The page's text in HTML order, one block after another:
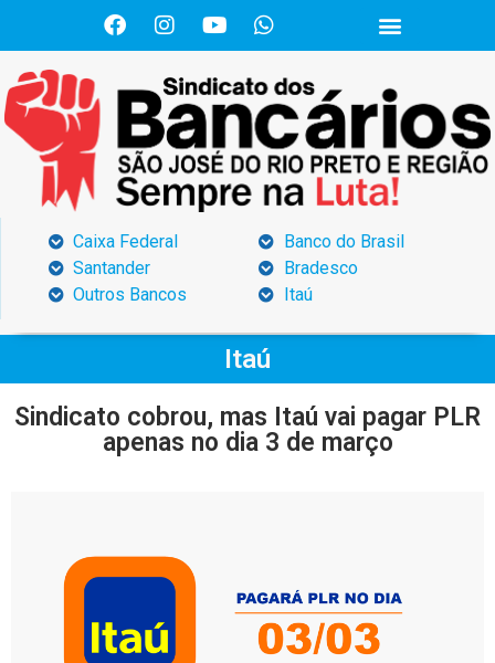
Caixa Federal
Santander
Outros Bancos
Banco do Brasil
Bradesco
Itaú
Itaú
Sindicato cobrou, mas Itaú vai pagar PLR
apenas no dia 3 de março